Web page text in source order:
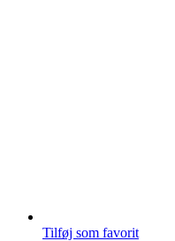
Tilføj som favorit